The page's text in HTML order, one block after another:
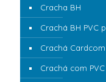
Cracha BH
Crachá BH PVC
Crachá
Crachá com PVC